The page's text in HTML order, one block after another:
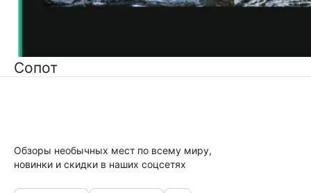
Сопот
Обзоры необычных мест по всему миру,
новинки и скидки в наших соцсетях